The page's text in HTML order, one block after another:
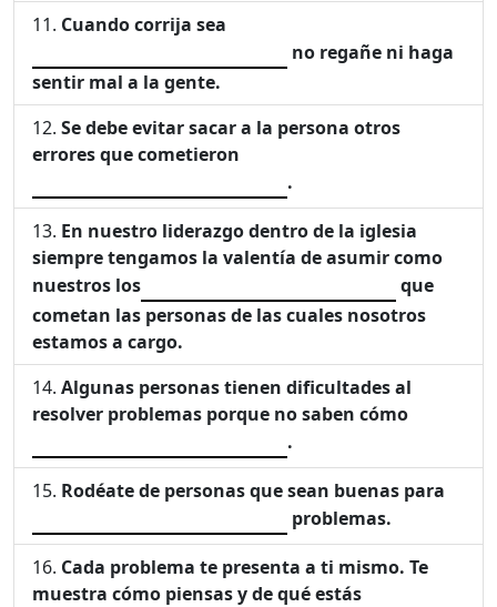
Cuando corrija sea
no regañe ni haga
sentir mal a la gente.
Se debe evitar sacar a la persona otros
errores que cometieron
.
En nuestro liderazgo dentro de la iglesia
siempre tengamos la valentía de asumir como
nuestros los
que
cometan las personas de las cuales nosotros
estamos a cargo.
Algunas personas tienen dificultades al
resolver problemas porque no saben cómo
.
Rodéate de personas que sean buenas para
problemas.
Cada problema te presenta a ti mismo. Te
muestra cómo piensas y de qué estás